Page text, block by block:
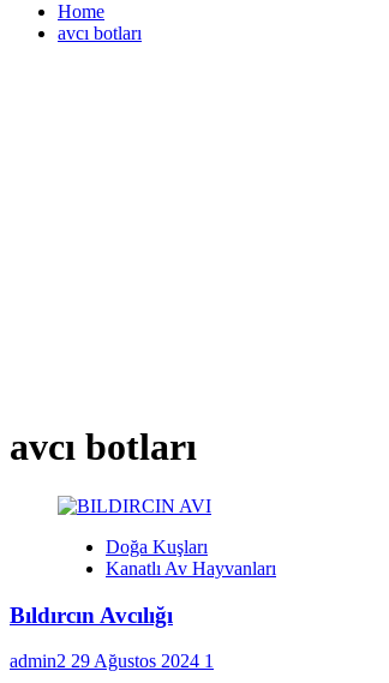
Home
avcı botları
avcı botları
Doğa Kuşları
Kanatlı Av Hayvanları
Bıldırcın Avcılığı
admin2 29 Ağustos 2024 1